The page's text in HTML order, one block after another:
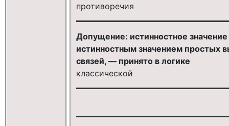
противоречия
Допущение: истинностное
истинностным значением простых
связей, — принято в логике
классической